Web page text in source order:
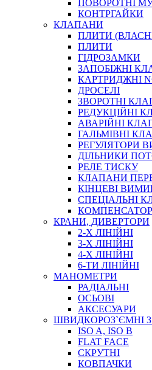
КОНЕКТОРИ
ХОМУТИ
ЧЕРВ`ЯЧНІ
ПРУЖИННІ
НЕЙЛОНОВІ
ПРОРЕЗИНЕНІ
АВТОТОВАРИ
АВТОХІМІЯ
ДОМКРАТИ
НАБОРИ ЗАПОБІЖНИКІВ,
НАСОСИ, КОМПРЕСОРИ,
ПАСТА, АНТИСЕПТИК
ПОВОРОТНІ
КОНТРГАЙКИ
КЛАПАНИ
ПЛИТИ
ПЛИТИ
ГІДРОЗАМКИ
ЗАПОБІЖНІ
КАРТРИДЖНІ
ДРОСЕЛІ
ЗВОРОТНІ
РЕДУКЦІЙНІ
АВАРІЙНІ
ГАЛЬМІВНІ
РЕГУЛЯТОРИ
ДІЛЬНИКИ
РЕЛЕ ТИСКУ
КЛАПАНИ
КІНЦЕВІ
СПЕЦІАЛЬНІ
КРАНИ, ДИВЕРТОРИ
2-Х ЛІНІЙНІ
3-Х ЛІНІЙНІ
4-Х ЛІНІЙНІ
6-ТИ ЛІНІЙНІ
МАНОМЕТРИ
РАДІАЛЬНІ
ОСЬОВІ
АКСЕСУАРИ
ШВИДКОРОЗ`ЄМНІ
ISO A, ISO B
FLAT FACE
СКРУТНІ
КОВПАЧКИ